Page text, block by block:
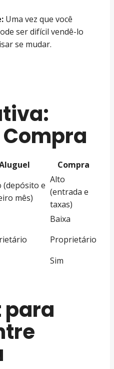
Uma vez que você
ser difícil vendê-lo
se mudar.
Compra
(depósito e
mês)
Alto
(entrada e
taxas)
Baixa
Proprietário
Sim
para